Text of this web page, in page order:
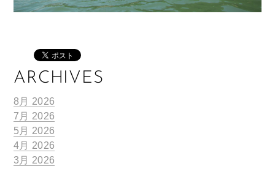
ARCHIVES
8月 2026
7月 2026
5月 2026
4月 2026
3月 2026